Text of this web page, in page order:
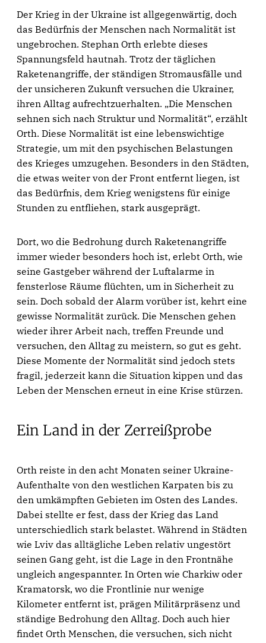
Der Krieg in der Ukraine ist allgegenwärtig, doch
das Bedürfnis der Menschen nach Normalität ist
ungebrochen. Stephan Orth erlebte dieses
Spannungsfeld hautnah. Trotz der täglichen
Raketenangriffe, der ständigen Stromausfälle und
der unsicheren Zukunft versuchen die Ukrainer,
ihren Alltag aufrechtzuerhalten. „Die Menschen
sehnen sich nach Struktur und Normalität“, erzählt
Orth. Diese Normalität ist eine lebenswichtige
Strategie, um mit den psychischen Belastungen
des Krieges umzugehen. Besonders in den Städten,
die etwas weiter von der Front entfernt liegen, ist
das Bedürfnis, dem Krieg wenigstens für einige
Stunden zu entfliehen, stark ausgeprägt.
Dort, wo die Bedrohung durch Raketenangriffe
immer wieder besonders hoch ist, erlebt Orth, wie
seine Gastgeber während der Luftalarme in
fensterlose Räume flüchten, um in Sicherheit zu
sein. Doch sobald der Alarm vorüber ist, kehrt eine
gewisse Normalität zurück. Die Menschen gehen
wieder ihrer Arbeit nach, treffen Freunde und
versuchen, den Alltag zu meistern, so gut es geht.
Diese Momente der Normalität sind jedoch stets
fragil, jederzeit kann die Situation kippen und das
Leben der Menschen erneut in eine Krise stürzen.
Ein Land in der Zerreißprobe
Orth reiste in den acht Monaten seiner Ukraine-
Aufenthalte von den westlichen Karpaten bis zu
den umkämpften Gebieten im Osten des Landes.
Dabei stellte er fest, dass der Krieg das Land
unterschiedlich stark belastet. Während in Städten
wie Lviv das alltägliche Leben relativ ungestört
seinen Gang geht, ist die Lage in den Frontnähe
ungleich angespannter. In Orten wie Charkiw oder
Kramatorsk, wo die Frontlinie nur wenige
Kilometer entfernt ist, prägen Militärpräsenz und
ständige Bedrohung den Alltag. Doch auch hier
findet Orth Menschen, die versuchen, sich nicht